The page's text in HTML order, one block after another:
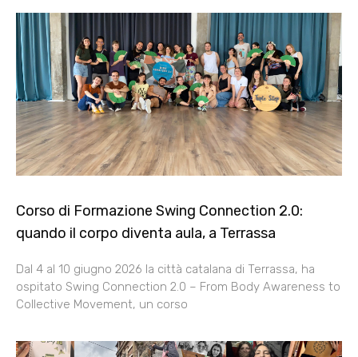
Corso di Formazione Swing Connection 2.0:
quando il corpo diventa aula, a Terrassa
Dal 4 al 10 giugno 2026 la città catalana di Terrassa, ha
ospitato Swing Connection 2.0 – From Body Awareness to
Collective Movement, un corso